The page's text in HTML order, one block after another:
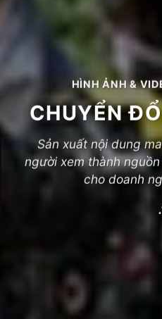
HÌNH ẢNH &
CHUYỂN
Sản xuất nội dung
người xem thành
cho doanh